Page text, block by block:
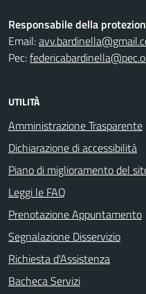
Responsabile della
Email:
Pec:
UTILITÀ
Amministrazione Trasparente
Dichiarazione di accessibilità
Piano di miglioramento del
Leggi le FAQ
Prenotazione Appuntamento
Segnalazione Disservizio
Richiesta d'Assistenza
Bacheca Servizi